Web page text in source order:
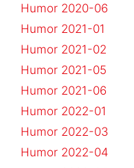
Humor 2020-06
Humor 2021-01
Humor 2021-02
Humor 2021-05
Humor 2021-06
Humor 2022-01
Humor 2022-03
Humor 2022-04